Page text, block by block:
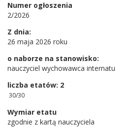
Numer ogłoszenia
2/2026
Z dnia:
26 maja 2026 roku
o naborze na stanowisko:
nauczyciel wychowawca internatu
liczba etatów: 2
30/30
Wymiar etatu
zgodnie z kartą nauczyciela